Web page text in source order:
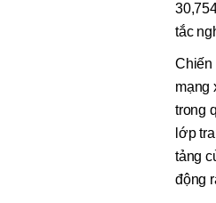
tắc
Chiến
mạng
trong
lớp
tảng
động